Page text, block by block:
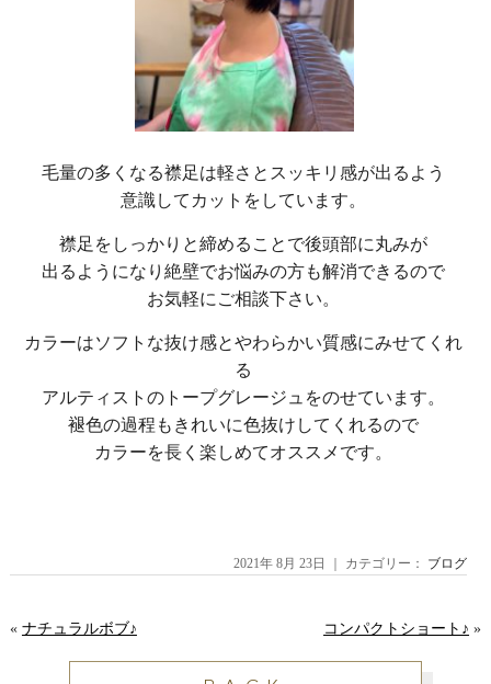
毛量の多くなる襟足は軽さとスッキリ感が出るよう
意識してカットをしています。
襟足をしっかりと締めることで後頭部に丸みが
出るようになり絶壁でお悩みの方も解消できるので
お気軽にご相談下さい。
カラーはソフトな抜け感とやわらかい質感にみせてくれ
る
アルティストのトープグレージュをのせています。
褪色の過程もきれいに色抜けしてくれるので
カラーを長く楽しめてオススメです。
2021年 8月 23日 ｜ カテゴリー： ブログ
« ナチュラルボブ♪ コンパクトショート♪ »